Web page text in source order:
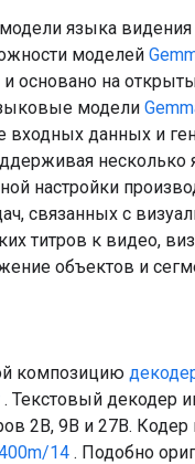
языка видения
моделей
и основано на
модели
входных данных и
несколько
настройки
связанных с
титров к видео,
объектов и
композицию
. Текстовый декодер
2B, 9B и 27B.
14 . Подобно